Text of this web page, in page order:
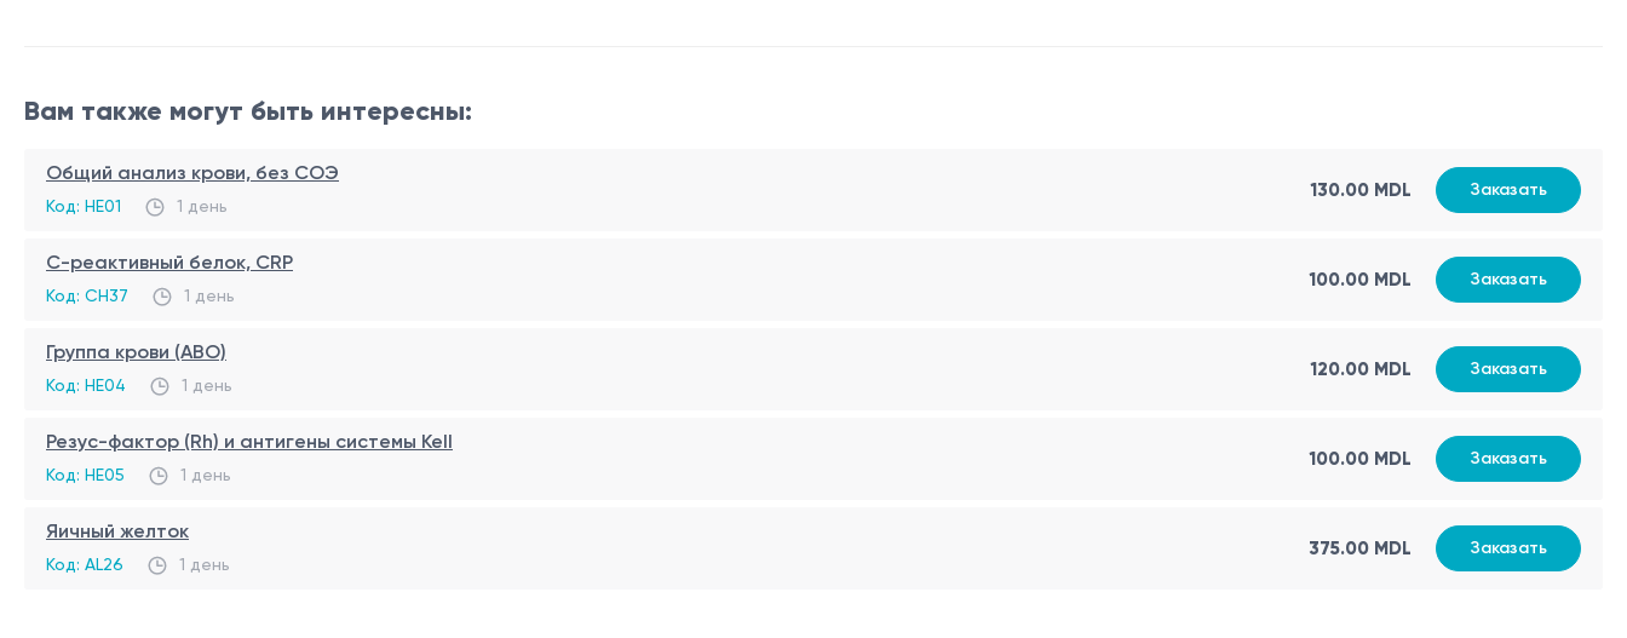
Вам также могут быть интересны:
Общий анализ крови, без СОЭ
Код: HE01 1 день
130.00 MDL Заказать
С-реактивный белок, CRP
Код: CH37 1 день
100.00 MDL Заказать
Группа крови (ABO)
Код: HE04 1 день
120.00 MDL Заказать
Резус-фактор (Rh) и антигены системы Kell
Код: HE05 1 день
100.00 MDL Заказать
Яичный желток
Код: AL26 1 день
375.00 MDL Заказать